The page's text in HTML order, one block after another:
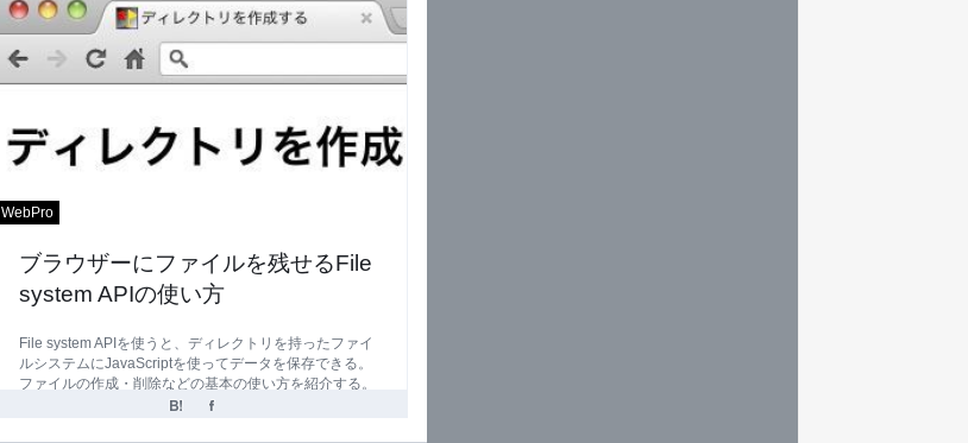
WebPro
ブラウザーにファイルを残せるFile
system APIの使い方
File system APIを使うと、ディレクトリを持ったファイ
ルシステムにJavaScriptを使ってデータを保存できる。
ファイルの作成・削除などの基本の使い方を紹介する。